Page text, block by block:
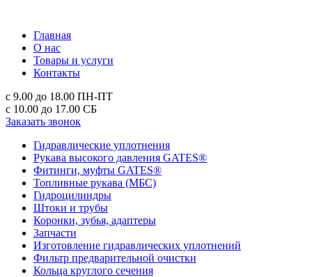
Главная
О нас
Товары и услуги
Контакты
с 9.00 до 18.00 ПН-ПТ
с 10.00 до 17.00 СБ
Заказать звонок
Гидравлические уплотнения
Рукава высокого давления GATES®
Фитинги, муфты GATES®
Топливные рукава (МБС)
Гидроцилиндры
Штоки и трубы
Коронки, зубья, адаптеры
Запчасти
Изготовление гидравлических уплотнений
Фильтр предварительной очистки
Кольца круглого сечения